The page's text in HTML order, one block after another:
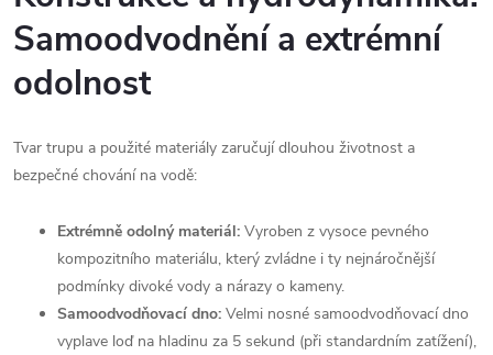
Samoodvodnění a extrémní
odolnost
Tvar trupu a použité materiály zaručují dlouhou životnost a
bezpečné chování na vodě:
Extrémně odolný materiál: Vyroben z vysoce pevného
kompozitního materiálu, který zvládne i ty nejnáročnější
podmínky divoké vody a nárazy o kameny.
Samoodvodňovací dno: Velmi nosné samoodvodňovací dno
vyplave loď na hladinu za 5 sekund (při standardním zatížení),